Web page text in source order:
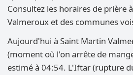
Consultez les horaires de prière
Valmeroux et des communes
Aujourd'hui à Saint Martin
(moment où l'on arrête de
estimé à 04:54. L'Iftar (rupture